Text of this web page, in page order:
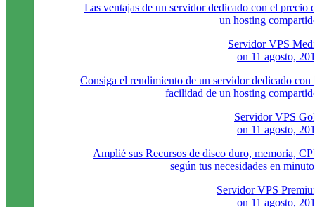
Las ventajas de un servidor dedicado con el precio
un hosting
Servidor VPS
on 11 agosto,
Consiga el rendimiento de un servidor dedicado con
facilidad de un hosting
Servidor VPS
on 11 agosto,
Amplié sus Recursos de disco duro, memoria,
según tus necesidades en
Servidor VPS
on 11 agosto,